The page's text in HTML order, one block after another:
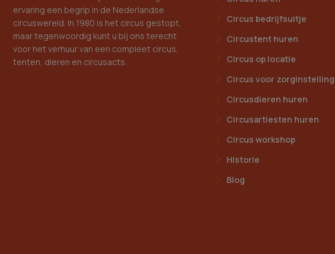
ervaring een begrip in de Nederlandse
circuswereld. In 1980 is het circus gestopt,
maar tegenwoordig kunt u bij ons terecht
voor het verhuur van een compleet circus,
tenten, dieren en circusacts.
Circus bedrijfsuitje
Circustent huren
Circus op locatie
Circus voor
Circusdieren huren
Circusartiesten huren
Circus workshop
Historie
Blog